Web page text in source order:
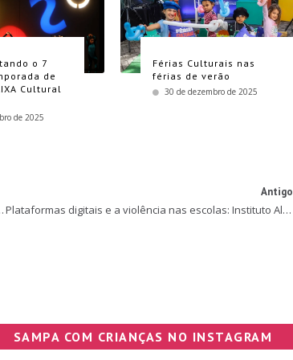
o 7
de
Cultural
de 2025
Férias Culturais nas
férias de verão
30 de dezembro de 2025
alertar sobre vacinação infantil
Antigo
Plataformas digitais e a violência nas escolas: Instituto Alana notifica Twitter e Discord
SAMPA COM CRIANÇAS NO INSTAGRAM